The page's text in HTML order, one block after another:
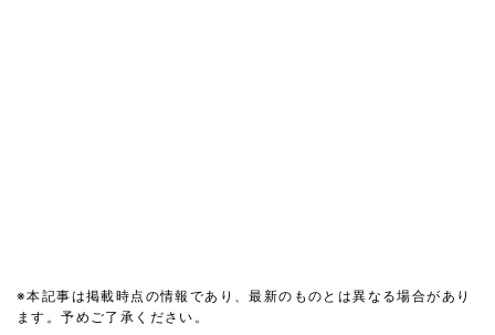
※本記事は掲載時点の情報であり、最新のものとは異なる場合があり
ます。予めご了承ください。